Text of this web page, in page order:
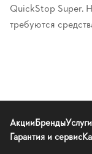
QuickStop Super.
требуются
АкцииБрендыУслуги
Гарантия и сервис